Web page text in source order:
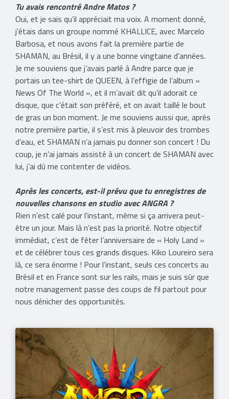
Tu avais rencontré Andre Matos ?
Oui, et je sais qu’il appréciait ma voix. A moment donné,
j’étais dans un groupe nommé KHALLICE, avec Marcelo
Barbosa, et nous avons fait la première partie de
SHAMAN, au Brésil, il y a une bonne vingtaine d’années.
Je me souviens que j’avais parlé à Andre parce que je
portais un tee-shirt de QUEEN, à l’effigie de l’album «
News Of The World », et il m’avait dit qu’il adorait ce
disque, que c’était son préféré, et on avait taillé le bout
de gras un bon moment. Je me souviens aussi que, après
notre première partie, il s’est mis à pleuvoir des trombes
d’eau, et SHAMAN n’a jamais pu donner son concert ! Du
coup, je n’ai jamais assisté à un concert de SHAMAN avec
lui, j’ai dû me contenter de vidéos.
Après les concerts, est-il prévu que tu enregistres de
nouvelles chansons en studio avec ANGRA ?
Rien n’est calé pour l’instant, même si ça arrivera peut-
être un jour. Mais là n’est pas la priorité. Notre objectif
immédiat, c’est de fêter l’anniversaire de « Holy Land »
et de célébrer tous ces grands disques. Kiko Loureiro sera
là, ce sera énorme ! Pour l’instant, seuls ces concerts au
Brésil et en France sont sur les rails, mais je suis sûr que
notre management passe des coups de fil partout pour
nous dénicher des opportunités.